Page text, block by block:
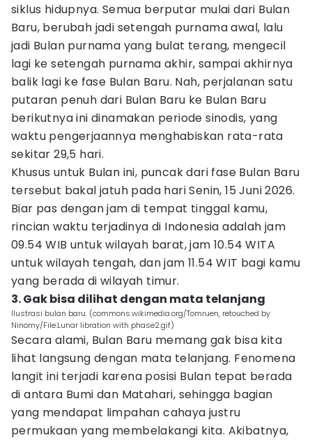
siklus hidupnya. Semua berputar mulai dari Bulan
Baru, berubah jadi setengah purnama awal, lalu
jadi Bulan purnama yang bulat terang, mengecil
lagi ke setengah purnama akhir, sampai akhirnya
balik lagi ke fase Bulan Baru. Nah, perjalanan satu
putaran penuh dari Bulan Baru ke Bulan Baru
berikutnya ini dinamakan periode sinodis, yang
waktu pengerjaannya menghabiskan rata-rata
sekitar 29,5 hari.
Khusus untuk Bulan ini, puncak dari fase Bulan Baru
tersebut bakal jatuh pada hari Senin, 15 Juni 2026.
Biar pas dengan jam di tempat tinggal kamu,
rincian waktu terjadinya di Indonesia adalah jam
09.54 WIB untuk wilayah barat, jam 10.54 WITA
untuk wilayah tengah, dan jam 11.54 WIT bagi kamu
yang berada di wilayah timur.
3. Gak bisa dilihat dengan mata telanjang
Ilustrasi bulan baru. (commons.wikimedia.org/Tomruen, retouched by
Ninomy/File:Lunar libration with phase2.gif)
Secara alami, Bulan Baru memang gak bisa kita
lihat langsung dengan mata telanjang. Fenomena
langit ini terjadi karena posisi Bulan tepat berada
di antara Bumi dan Matahari, sehingga bagian
yang mendapat limpahan cahaya justru
permukaan yang membelakangi kita. Akibatnya,